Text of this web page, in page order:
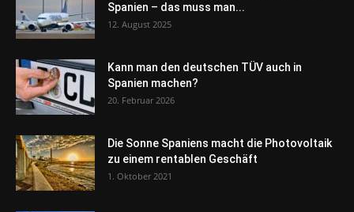
Spanien – das muss man...
12. August 2025
Kann man den deutschen TÜV auch in
Spanien machen?
20. Februar 2026
Die Sonne Spaniens macht die Photovoltaik
zu einem rentablen Geschäft
1. Oktober 2021